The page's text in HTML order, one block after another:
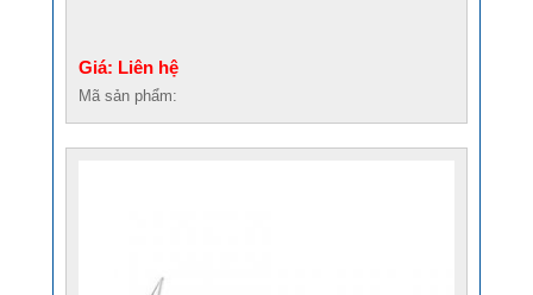
Giá: Liên hệ
Mã sản phẩm: